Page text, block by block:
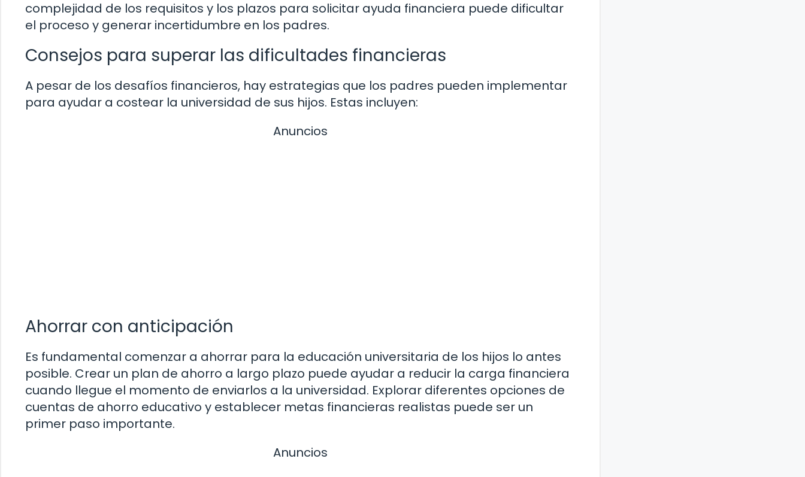
complejidad de los requisitos y los plazos para solicitar ayuda financiera puede dificultar
el proceso y generar incertidumbre en los padres.
Consejos para superar las dificultades financieras
A pesar de los desafíos financieros, hay estrategias que los padres pueden implementar
para ayudar a costear la universidad de sus hijos. Estas incluyen:
Anuncios
Ahorrar con anticipación
Es fundamental comenzar a ahorrar para la educación universitaria de los hijos lo antes
posible. Crear un plan de ahorro a largo plazo puede ayudar a reducir la carga financiera
cuando llegue el momento de enviarlos a la universidad. Explorar diferentes opciones de
cuentas de ahorro educativo y establecer metas financieras realistas puede ser un
primer paso importante.
Anuncios